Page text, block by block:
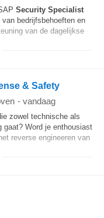
Security Specialist
bedrijfsbehoeften en
van de dagelijkse
& Safety
- vandaag
zowel technische als
gaat? Word je enthousiast
reverse engineeren van